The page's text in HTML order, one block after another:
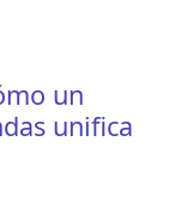
un
unifica